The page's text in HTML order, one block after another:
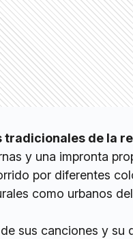
tradicionales de la
y una impronta
por diferentes
como urbanos del
sus canciones y su